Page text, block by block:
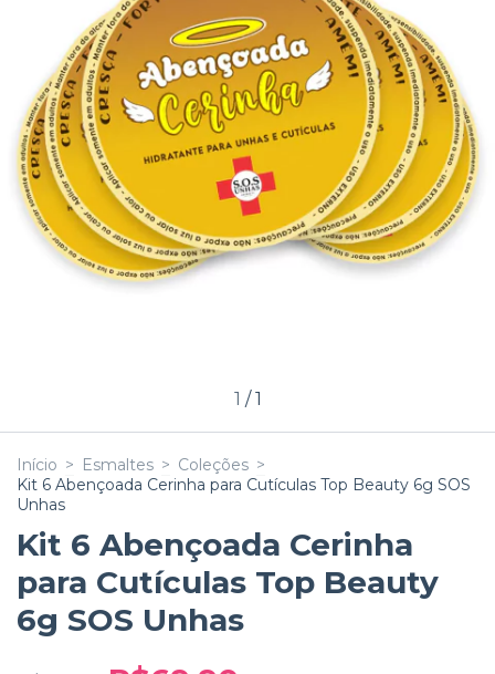
1 /1
Início > Esmaltes > Coleções >
Kit 6 Abençoada Cerinha para Cutículas Top Beauty 6g SOS
Unhas
Kit 6 Abençoada Cerinha
para Cutículas Top Beauty
6g SOS Unhas